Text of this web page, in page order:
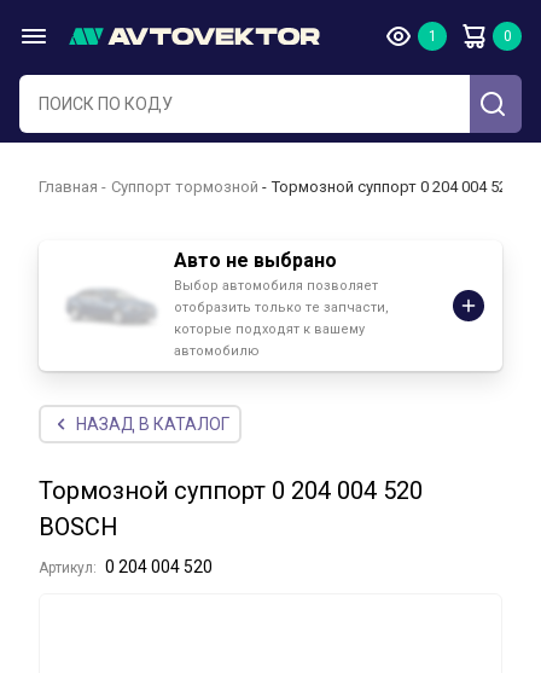
Главная Суппорт тормозной Тормозной суппорт 0 204 004 520
Авто не выбрано
Выбор автомобиля позволяет
отобразить только те запчасти,
которые подходят к вашему
автомобилю
НАЗАД В КАТАЛОГ
Тормозной суппорт 0 204 004 520
BOSCH
Артикул: 0 204 004 520